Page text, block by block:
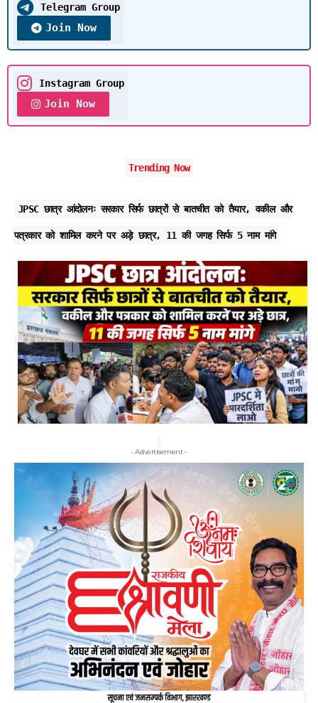
Telegram Group
Join Now
Instagram Group
Join Now
Trending Now
JPSC छात्र आंदोलनः सरकार सिर्फ छात्रों से बातचीत को तैयार, वकील और
पत्रकार को शामिल करने पर अड़े छात्र, 11 की जगह सिर्फ 5 नाम मांगे
- Advertisement -